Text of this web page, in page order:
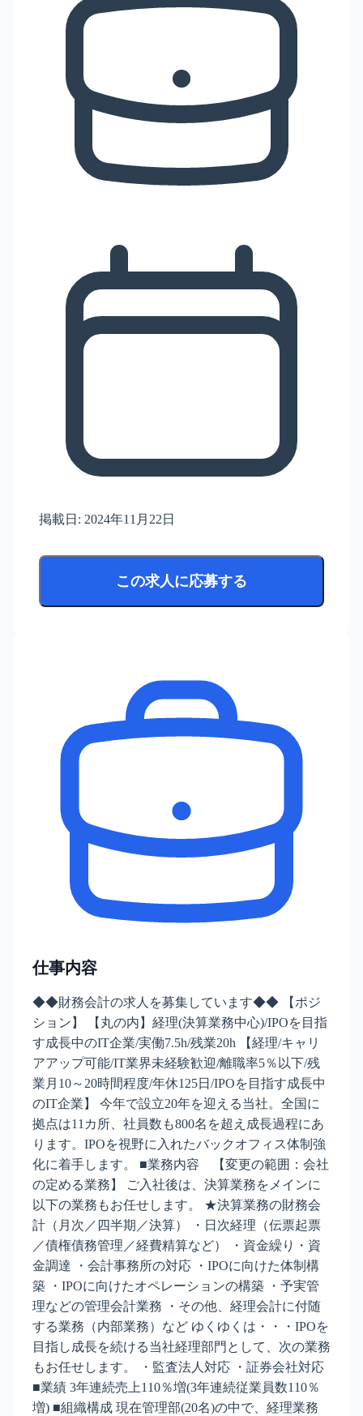
掲載日: 2024年11月22日
この求人に応募する
仕事内容
◆◆財務会計の求人を募集しています◆◆ 【ポジ
ション】 【丸の内】経理(決算業務中心)/IPOを目指
す成長中のIT企業/実働7.5h/残業20h 【経理/キャリ
アアップ可能/IT業界未経験歓迎/離職率5％以下/残
業月10～20時間程度/年休125日/IPOを目指す成長中
のIT企業】 今年で設立20年を迎える当社。全国に
拠点は11カ所、社員数も800名を超え成長過程にあ
ります。IPOを視野に入れたバックオフィス体制強
化に着手します。 ■業務内容 【変更の範囲：会社
の定める業務】 ご入社後は、決算業務をメインに
以下の業務もお任せします。 ★決算業務の財務会
計（月次／四半期／決算） ・日次経理（伝票起票
／債権債務管理／経費精算など） ・資金繰り・資
金調達 ・会計事務所の対応 ・IPOに向けた体制構
築 ・IPOに向けたオペレーションの構築 ・予実管
理などの管理会計業務 ・その他、経理会計に付随
する業務（内部業務）など ゆくゆくは・・・IPOを
目指し成長を続ける当社経理部門として、次の業務
もお任せします。 ・監査法人対応 ・証券会社対応
■業績 3年連続売上110％増(3年連続従業員数110％
増) ■組織構成 現在管理部(20名)の中で、経理業務